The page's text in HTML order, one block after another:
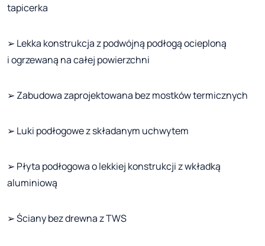
tapicerka
➢ Lekka konstrukcja z podwójną podłogą ocieploną
i ogrzewaną na całej powierzchni
➢ Zabudowa zaprojektowana bez mostków termicznych
➢ Luki podłogowe z składanym uchwytem
➢ Płyta podłogowa o lekkiej konstrukcji z wkładką
aluminiową
➢ Ściany bez drewna z TWS